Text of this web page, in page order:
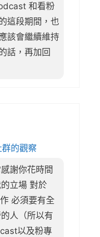
和看粉
這段期間，也
該會繼續維持
話，再加回
的觀察
謝你花時間
立場 對於
必須要有全
人（所以有
以及粉專